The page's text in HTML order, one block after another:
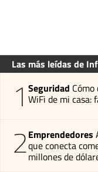
Las más leídas de
1 Seguridad
WiFi de mi casa:
2Emprendedores
que conecta
millones de